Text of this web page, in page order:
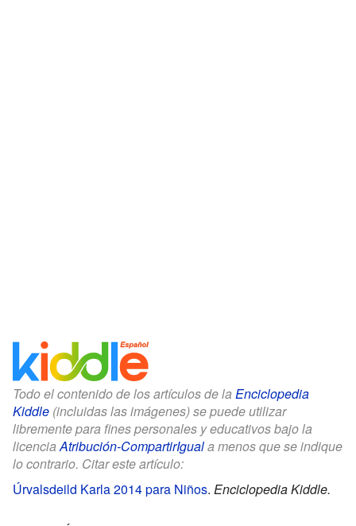
Todo el contenido de los artículos de la Enciclopedia
Kiddle (incluidas las imágenes) se puede utilizar
libremente para fines personales y educativos bajo la
licenciaAtribución-CompartirIguala menos que se indique
lo contrario. Citar este artículo:
Úrvalsdeild Karla 2014 para Niños. Enciclopedia Kiddle.